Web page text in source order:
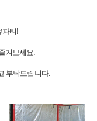
파티!
겨보세요.
부탁드립니다.